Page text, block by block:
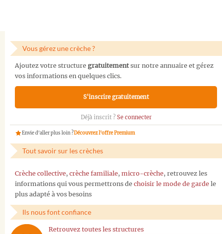
Vous gérez une crèche ?
Ajoutez votre structure gratuitementsur notre annuaire et gérez
vos informations en quelques clics.
S'inscrire gratuitement
Déjà inscrit ? Se connecter
Envie d'aller plus loin ?Découvrez l'offre Premium
Tout savoir sur les crèches
Crèche collective, crèche familiale, micro-crèche, retrouvez les
informations qui vous permettrons de choisir le mode de garde le
plus adapté à vos besoins
Ils nous font confiance
Retrouvez toutes les structures